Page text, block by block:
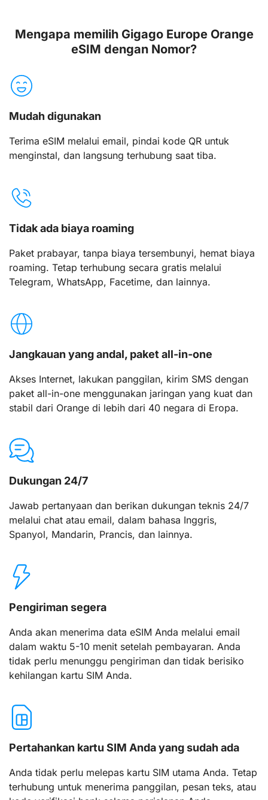
Mengapa memilih Gigago Europe Orange
eSIM dengan Nomor?
Mudah digunakan
Terima eSIM melalui email, pindai kode QR untuk
menginstal, dan langsung terhubung saat tiba.
Tidak ada biaya roaming
Paket prabayar, tanpa biaya tersembunyi, hemat biaya
roaming. Tetap terhubung secara gratis melalui
Telegram, WhatsApp, Facetime, dan lainnya.
Jangkauan yang andal, paket all-in-one
Akses Internet, lakukan panggilan, kirim SMS dengan
paket all-in-one menggunakan jaringan yang kuat dan
stabil dari Orange di lebih dari 40 negara di Eropa.
Dukungan 24/7
Jawab pertanyaan dan berikan dukungan teknis 24/7
melalui chat atau email, dalam bahasa Inggris,
Spanyol, Mandarin, Prancis, dan lainnya.
Pengiriman segera
Anda akan menerima data eSIM Anda melalui email
dalam waktu 5-10 menit setelah pembayaran. Anda
tidak perlu menunggu pengiriman dan tidak berisiko
kehilangan kartu SIM Anda.
Pertahankan kartu SIM Anda yang sudah ada
Anda tidak perlu melepas kartu SIM utama Anda. Tetap
terhubung untuk menerima panggilan, pesan teks, atau